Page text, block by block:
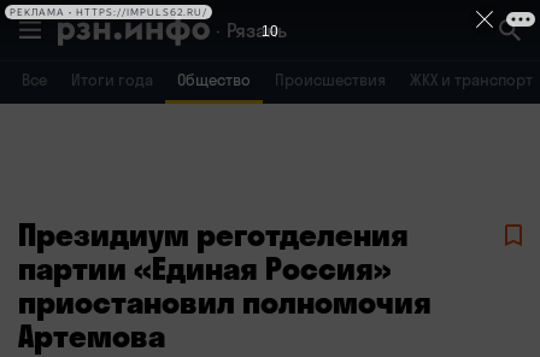
Рязань
Все Итоги года Общество Происшествия ЖКХ и транспорт
Воронеж Брянск
Президиум реготделения
партии «Единая Россия»
приостановил полномочия
Артемова
10
РЕКЛАМА • HTTPS://IMPULS62.RU/